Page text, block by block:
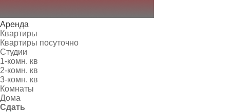
Аренда
Квартиры
Квартиры посуточно
Студии
1-комн. кв
2-комн. кв
3-комн. кв
Комнаты
Дома
Сдать